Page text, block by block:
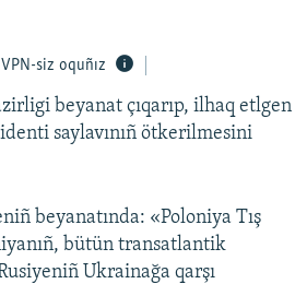
VPN-siz oquñız
beyanat çıqarıp, ilhaq etlgen
saylavınıñ ötkerilmesini
beyanatında: «Poloniya Tış
bütün transatlantik
Ukrainağa qarşı